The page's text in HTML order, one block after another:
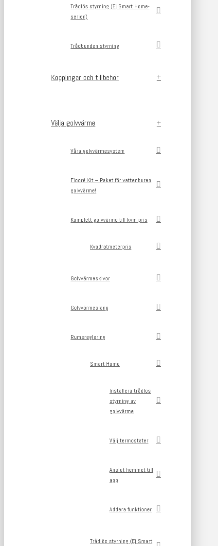
Trådlös styrning (Ej Smart Home-
serien)
Trådbunden styrning
Kopplingar och tillbehör
Välja golvvärme
Våra golvvärmesystem
Flooré Kit – Paket för vattenburen
golvvärme!
Komplett golvvärme till kvm-pris
Kvadratmeterpris
Golvvärmeskivor
Golvvärmeslang
Rumsreglering
Smart Home
Installera trådlös
styrning av
golvvärme
Välj termostater
Anslut hemmet till
app
Addera funktioner
Trådlös styrning (Ej Smart